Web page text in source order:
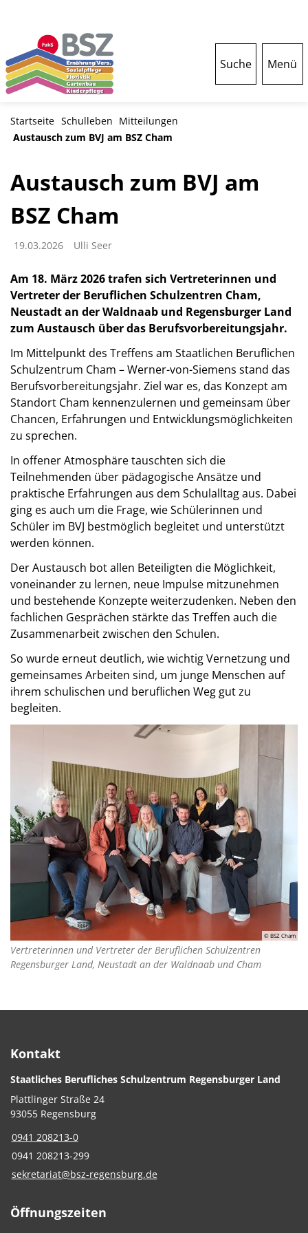
Suche Menü
Startseite Schulleben Mitteilungen
Austausch zum BVJ am BSZ Cham
Austausch zum BVJ am
BSZ Cham
19.03.2026 Ulli Seer
Am 18. März 2026 trafen sich Vertreterinnen und
Vertreter der Beruflichen Schulzentren Cham,
Neustadt an der Waldnaab und Regensburger Land
zum Austausch über das Berufsvorbereitungsjahr.
Im Mittelpunkt des Treffens am Staatlichen Beruflichen
Schulzentrum Cham – Werner-von-Siemens stand das
Berufsvorbereitungsjahr. Ziel war es, das Konzept am
Standort Cham kennenzulernen und gemeinsam über
Chancen, Erfahrungen und Entwicklungsmöglichkeiten
zu sprechen.
In offener Atmosphäre tauschten sich die
Teilnehmenden über pädagogische Ansätze und
praktische Erfahrungen aus dem Schulalltag aus. Dabei
ging es auch um die Frage, wie Schülerinnen und
Schüler im BVJ bestmöglich begleitet und unterstützt
werden können.
Der Austausch bot allen Beteiligten die Möglichkeit,
voneinander zu lernen, neue Impulse mitzunehmen
und bestehende Konzepte weiterzudenken. Neben den
fachlichen Gesprächen stärkte das Treffen auch die
Zusammenarbeit zwischen den Schulen.
So wurde erneut deutlich, wie wichtig Vernetzung und
gemeinsames Arbeiten sind, um junge Menschen auf
ihrem schulischen und beruflichen Weg gut zu
begleiten.
© BSZ Cham
Vertreterinnen und Vertreter der Beruflichen Schulzentren
Regensburger Land, Neustadt an der Waldnaab und Cham
Kontakt
Staatliches Berufliches Schulzentrum Regensburger Land
Plattlinger Straße 24
93055 Regensburg
0941 208213-0
0941 208213-299
sekretariat@bsz-regensburg.de
Öffnungszeiten